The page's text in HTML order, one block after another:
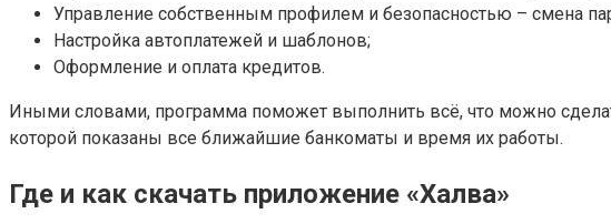
Управление собственным профилем и безопасностью – смена
Настройка автоплатежей и шаблонов;
Оформление и оплата кредитов.
Иными словами, программа поможет выполнить всё, что можно
которой показаны все ближайшие банкоматы и время их работы.
Где и как скачать приложение «Халва»